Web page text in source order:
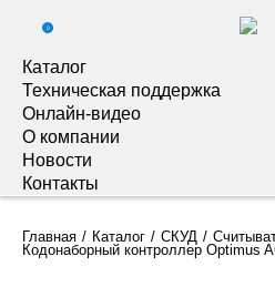
0
Каталог
Техническая поддержка
Онлайн-видео
О компании
Новости
Контакты
Главная Каталог СКУД
Кодонаборный контроллер Optimus